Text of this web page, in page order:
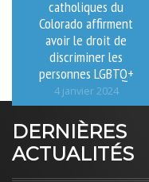
catholiques du
Colorado affirment
avoir le droit de
discriminer les
personnes LGBTQ+
4 janvier 2024
DERNIÈRES
ACTUALITÉS